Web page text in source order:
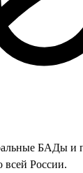
БАДы и
всей России.